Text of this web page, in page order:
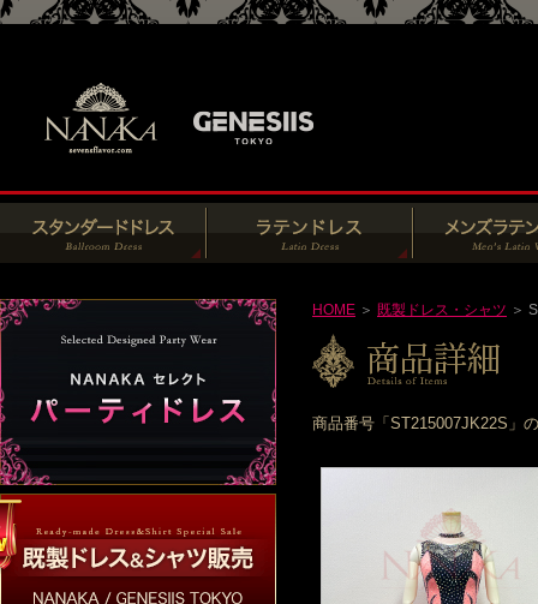
HOME ＞ 既製ドレス・シャツ ＞
商品番号「ST215007JK22S」